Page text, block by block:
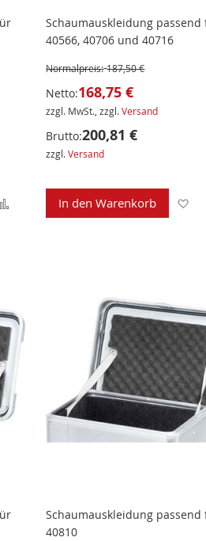
Schaumauskleidung passend
40566, 40706 und 40716
Normalpreis: 187,50 €
Netto:168,75 €
zzgl. MwSt., zzgl.Versand
Brutto:200,81 €
zzgl.Versand
In den Warenkorb
Schaumauskleidung passend
40810